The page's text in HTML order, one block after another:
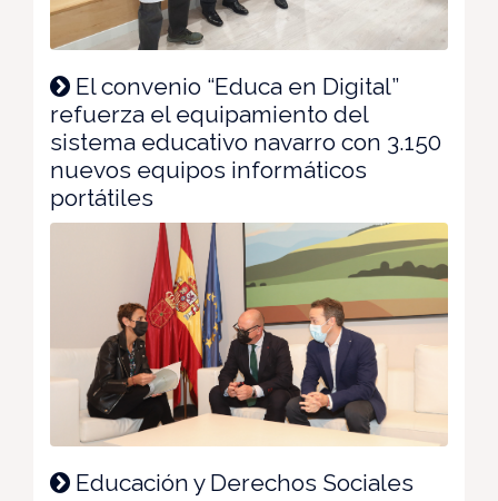
El convenio “Educa en Digital”
refuerza el equipamiento del
sistema educativo navarro con 3.150
nuevos equipos informáticos
portátiles
Educación y Derechos Sociales